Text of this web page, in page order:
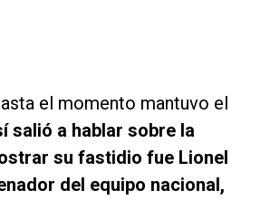
el momento mantuvo el
salió a hablar sobre la
su fastidio fue Lionel
del equipo nacional,